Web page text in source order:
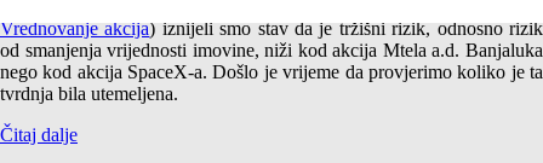
Vrednovanje akcija) iznijeli smo stav da je tržišni rizik, odnosno rizik
od smanjenja vrijednosti imovine, niži kod akcija Mtela a.d. Banjaluka
nego kod akcija SpaceX-a. Došlo je vrijeme da provjerimo koliko je ta
tvrdnja bila utemeljena.
Čitaj dalje